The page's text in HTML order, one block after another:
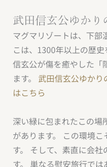
武田信玄公ゆかり
マグマリゾートは、下部
こは、1300年以上の歴
信玄公が傷を癒やした「
ます。 武田信玄公ゆか
はこちら
深い緑に包まれたこの場
があります。 この環境
す。 そして、素直に会
す。 単なる慰安旅行で